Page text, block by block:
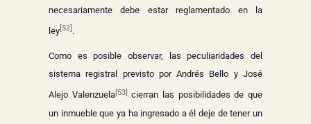
necesariamente debe estar reglamentado en la
ley[52] .
Como es posible observar, las peculiaridades del
sistema registral previsto por Andrés Bello y José
Alejo Valenzuela[53] cierran las posibilidades de que
un inmueble que ya ha ingresado a él deje de tener un